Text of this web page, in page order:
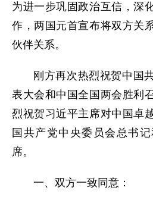
为进一步巩固政治互信，深
作，两国元首宣布将双方关
伙伴关系。
刚方再次热烈祝贺中国
表大会和中国全国两会胜利
烈祝贺习近平主席对中国卓
国共产党中央委员会总书
席。
一、双方一致同意：